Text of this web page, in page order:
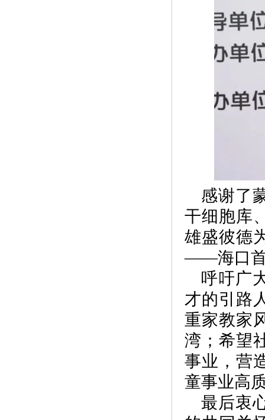
感谢了
干细胞库
雄盛彼德
——海口首
呼吁广
才的引路
重家教家
湾；希望
事业，营
童事业高
最后衷